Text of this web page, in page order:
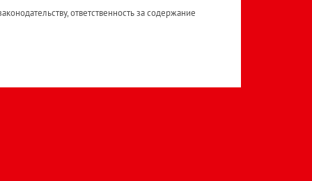
ответственность за содержание